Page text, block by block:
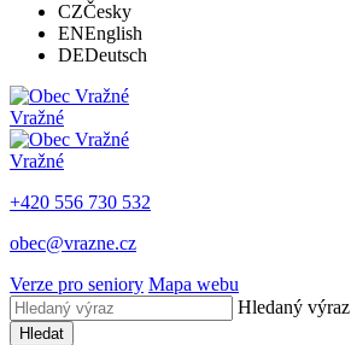
CZČesky
ENEnglish
DEDeutsch
Vražné
Vražné
+420 556 730 532
obec@vrazne.cz
Verze pro seniory Mapa webu
Hledaný výraz
Hledat